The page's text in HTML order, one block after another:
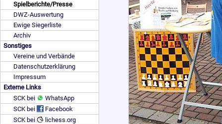
Spielberichte/Presse
DWZ-Auswertung
Ewige Siegerliste
Archiv
Sonstiges
Vereine und Verbände
Datenschutzerklärung
Impressum
Externe Links
SCK bei
WhatsApp
SCK bei
Facebook
SCK bei
lichess.org